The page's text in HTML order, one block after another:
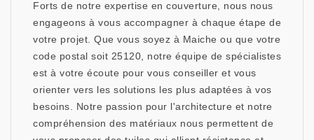
Forts de notre expertise en couverture, nous nous
engageons à vous accompagner à chaque étape de
votre projet. Que vous soyez à Maiche ou que votre
code postal soit 25120, notre équipe de spécialistes
est à votre écoute pour vous conseiller et vous
orienter vers les solutions les plus adaptées à vos
besoins. Notre passion pour l'architecture et notre
compréhension des matériaux nous permettent de